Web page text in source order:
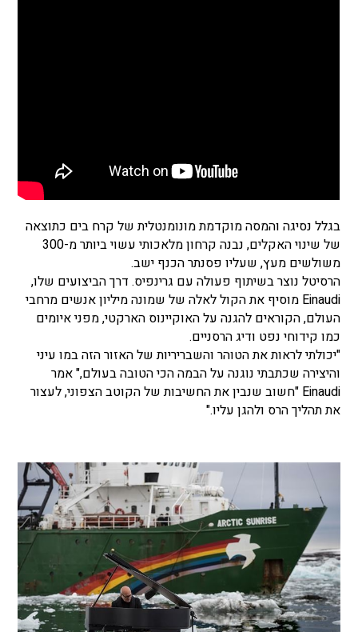
בגלל נסיגה והמסה מוקדמת מונומנטלית של קרח בים כתוצאה
של שינוי האקלים, נבנה קרחון מלאכותי עשוי ביותר מ-300
משולשים מעץ, שעליו פסנתר הכנף ישב.
הרסיטל נוצר בשיתוף פעולה עם גרינפיס. דרך הביצועים שלו,
Einaudi מוסיף את הקול לאלה של שמונה מיליון אנשים מרחבי
העולם, הקוראים להגנה על האוקיינוס הארקטי, מפני איומים
כמו קידוחי נפט ודיג הרסניים.
"יכולתי לראות את הטוהר והשבריריות של האזור הזה במו עיני
והיצירה שכתבתי נוגנה על הבמה הכי הטובה בעולם," אמר
Einaudi "חשוב שנבין את החשיבות של הקוטב הצפוני, לעצור
את תהליך הרס ולהגן עליו."